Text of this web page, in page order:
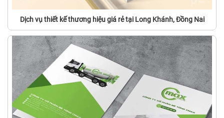
Dịch vụ thiết kế thương hiệu giá rẻ tại Long Khánh, Đồng Nai